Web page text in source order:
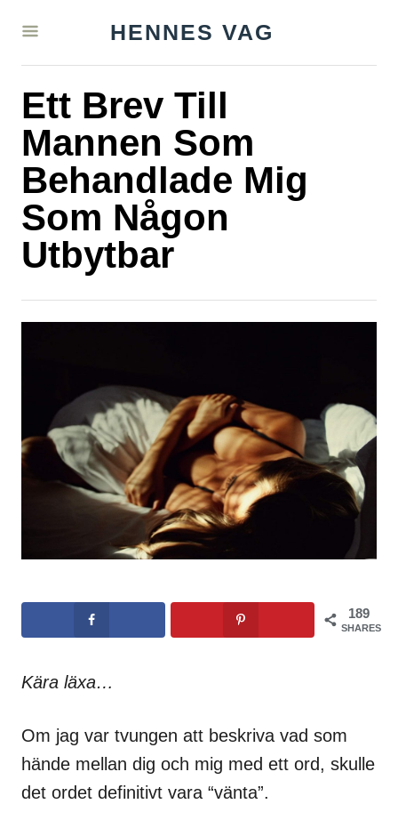
HENNES VAG
Ett Brev Till
Mannen Som
Behandlade Mig
Som Någon
Utbytbar
189
SHARES
Kära läxa…
Om jag var tvungen att beskriva vad som
hände mellan dig och mig med ett ord, skulle
det ordet definitivt vara “vänta”.